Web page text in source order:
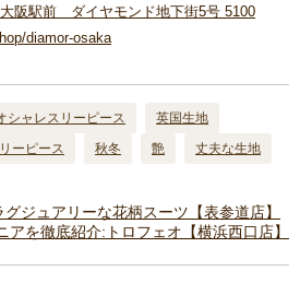
阪駅前 ダイヤモンド地下街5号 5100
diamor-osaka
シャレスリーピース
英国生地
ーピース 秋冬 艶 丈夫な生地
ジュアリーな花柄スーツ【表参道店】
アを徹底紹介:トロフェオ【横浜西口店】